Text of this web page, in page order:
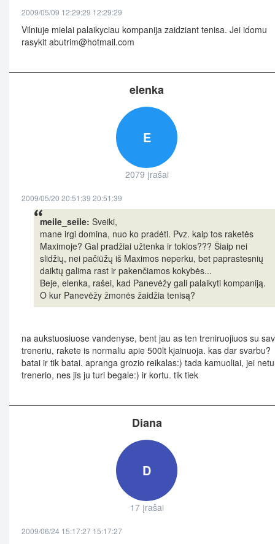
2009/05/09 12:29:29 12:29:29
Vilniuje mielai palaikyciau kompanija zaidziant tenisa. Jei idomu
rasykit abutrim@hotmail.com
elenka
E
2079 įrašai
2009/05/20 20:51:39 20:51:39
meile_seile: Sveiki,
mane irgi domina, nuo ko pradėti. Pvz. kaip tos raketės
Maximoje? Gal pradžiai užtenka ir tokios??? Šiaip nei
slidžių, nei pačiūžų iš Maximos neperku, bet paprastesnių
daiktų galima rast ir pakenčiamos kokybės...
Beje, elenka, rašei, kad Panevėžy gali palaikyti kompaniją.
O kur Panevėžy žmonės žaidžia tenisą?
na aukstuosiuose vandenyse, bent jau as ten treniruojiuos su
treneriu, rakete is normaliu apie 500lt kjainuoja. kas dar svarbu?
batai ir tik batai. apranga grozio reikalas:) tada kamuoliai, jei
trenerio, nes jis ju turi begale:) ir kortu. tik tiek
Diana
D
17 įrašai
2009/06/24 15:17:27 15:17:27